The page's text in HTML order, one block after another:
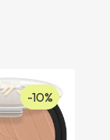
-10%